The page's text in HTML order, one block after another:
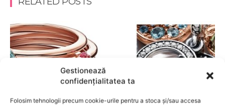
Gestionează
confidențialitatea ta
Folosim tehnologii precum cookie-urile pentru a stoca și/sau accesa